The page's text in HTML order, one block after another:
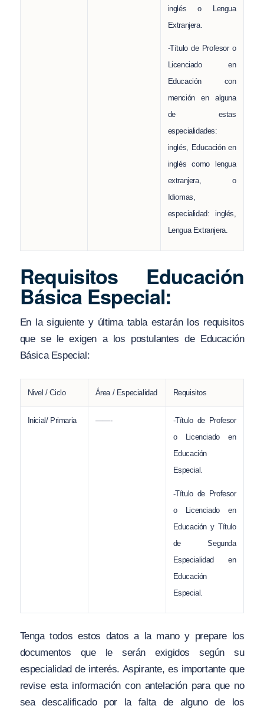
inglés o Lengua
Extranjera.
-Título de Profesor o
Licenciado en
Educación con
mención en alguna
de estas
especialidades:
inglés, Educación en
inglés como lengua
extranjera, o
Idiomas,
especialidad: inglés,
Lengua Extranjera.
Requisitos Educación
Básica Especial:
En la siguiente y última tabla estarán los requisitos
que se le exigen a los postulantes de Educación
Básica Especial:
Nivel / Ciclo Área / Especialidad Requisitos
Inicial/ Primaria ——-
-Título de Profesor
o Licenciado en
Educación
Especial.
-Título de Profesor
o Licenciado en
Educación y Título
de Segunda
Especialidad en
Educación
Especial.
Tenga todos estos datos a la mano y prepare los
documentos que le serán exigidos según su
especialidad de interés. Aspirante, es importante que
revise esta información con antelación para que no
sea descalificado por la falta de alguno de los